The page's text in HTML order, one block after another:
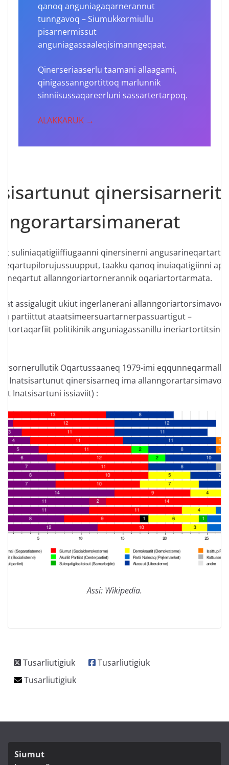
qanoq anguniagaqarnerannut
tunngavoq – Siumukkormiullu
pisarnermissut
anguniagassaaleqisimanngeqaat.
Qinerseriaaserlu taamani allaagami,
qinigassanngortittoq marlunnik
sinniisussaqareerluni sassartertarpoq.
ALAKKARUK →
qinersisarnerit
suliniaqatigiiffiugaanni qinersinerni angusarineqartartut
taakku qanoq inuiaqatigiinni
allanngoriartornerannik oqariartortarmata.
assigalugit ukiut ingerlanerani allanngoriartorsimavoq,
partiittut ataatsimeersuartarnerpassuartigut –
politikinik anguniagassanillu
Oqartussaaneq 1979-imi eqqunneqarmalli
Inatsisartunut qinersisarneq ima allanngorartarsimavoq
Inatsisartuni issiaviit) :
Assi: Wikipedia.
Siumut